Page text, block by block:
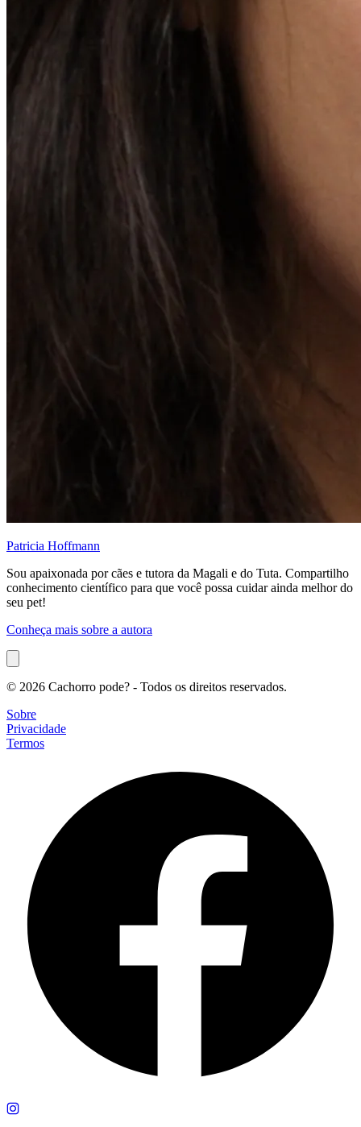
Patricia Hoffmann
Sou apaixonada por cães e tutora da Magali e do Tuta. Compartilho
conhecimento científico para que você possa cuidar ainda melhor do
seu pet!
Conheça mais sobre a autora
© 2026 Cachorro pode? - Todos os direitos reservados.
Sobre
Privacidade
Termos